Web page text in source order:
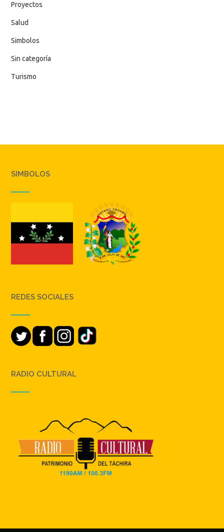
Proyectos
Salud
Simbolos
Sin categoría
Turismo
SIMBOLOS
REDES SOCIALES
RADIO CULTURAL